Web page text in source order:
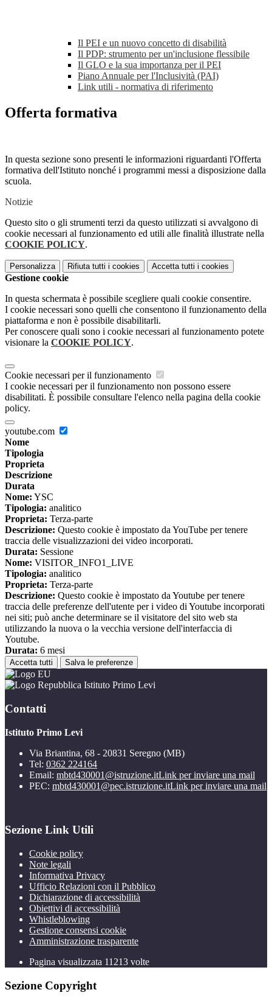
Il PEI e un nuovo concetto di disabilità
Il PDP: strumento per un'inclusione flessibile
Il GLO e la sua importanza per il PEI
Piano Annuale per l'Inclusività (PAI)
Link utili - normativa di riferimento
Offerta formativa
In questa sezione sono presenti le informazioni riguardanti l'Offerta
formativa dell'Istituto nonché i programmi messi a disposizione dalla
scuola.
Notizie
Questo sito o gli strumenti terzi da questo utilizzati si avvalgono di
cookie necessari al funzionamento ed utili alle finalità illustrate nella
COOKIE POLICY.
Personalizza Rifiuta tutti i cookies Accetta tutti i cookies
Gestione cookie
In questa schermata è possibile scegliere quali cookie consentire.
I cookie necessari sono quelli che consentono il funzionamento della
piattaforma e non è possibile disabilitarli.
Per conoscere quali sono i cookie necessari al funzionamento potete
visionare la COOKIE POLICY.
Cookie necessari per il funzionamento
I cookie necessari per il funzionamento non possono essere
disabilitati. È possibile consultare l'elenco nella pagina della cookie
policy.
youtube.com
Nome
Tipologia
Proprieta
Descrizione
Durata
Nome: YSC
Tipologia: analitico
Proprieta: Terza-parte
Descrizione: Questo cookie è impostato da YouTube per tenere
traccia delle visualizzazioni dei video incorporati.
Durata: Sessione
Nome: VISITOR_INFO1_LIVE
Tipologia: analitico
Proprieta: Terza-parte
Descrizione: Questo cookie è impostato da Youtube per tenere
traccia delle preferenze dell'utente per i video di Youtube incorporati
nei siti; può anche determinare se il visitatore del sito web sta
utilizzando la nuova o la vecchia versione dell'interfaccia di
Youtube.
Durata: 6 mesi
Accetta tutti Salva le preferenze
Istituto Primo Levi
Contatti
Istituto Primo Levi
Via Briantina, 68 - 20831 Seregno (MB)
Tel: 0362 224164
Email: mbtd430001@istruzione.itLink per inviare una mail
PEC: mbtd430001@pec.istruzione.itLink per inviare una mail
Sezione Link Utili
Cookie policy
Note legali
Informativa Privacy
Ufficio Relazioni con il Pubblico
Dichiarazione di accessibilità
Obiettivi di accessibilità
Whistleblowing
Gestione consensi cookie
Amministrazione trasparente
Pagina visualizzata 11213 volte
Sezione Copyright